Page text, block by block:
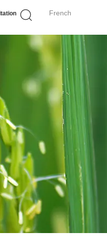
French